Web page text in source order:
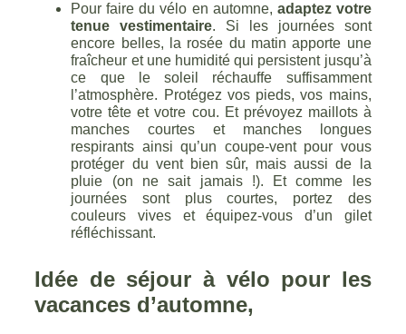
Pour faire du vélo en automne, adaptez votre
tenue vestimentaire. Si les journées sont
encore belles, la rosée du matin apporte une
fraîcheur et une humidité qui persistent jusqu’à
ce que le soleil réchauffe suffisamment
l’atmosphère. Protégez vos pieds, vos mains,
votre tête et votre cou. Et prévoyez maillots à
manches courtes et manches longues
respirants ainsi qu’un coupe-vent pour vous
protéger du vent bien sûr, mais aussi de la
pluie (on ne sait jamais !). Et comme les
journées sont plus courtes, portez des
couleurs vives et équipez-vous d’un gilet
réfléchissant.
Idée de séjour à vélo pour les
vacances d’automne,